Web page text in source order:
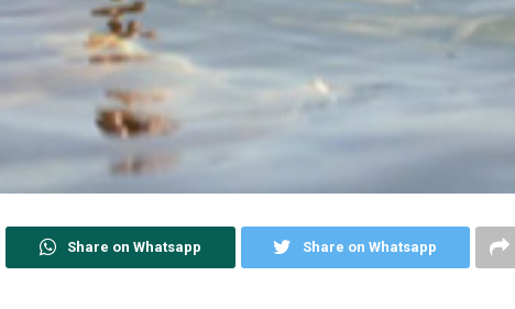
Share on Whatsapp Share on Whatsapp